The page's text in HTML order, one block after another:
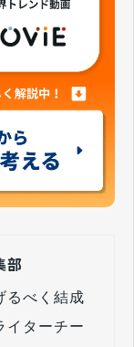
部
るべく結成
イターチー